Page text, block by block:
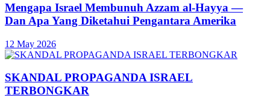
Mengapa Israel Membunuh Azzam al-Hayya —
Dan Apa Yang Diketahui Pengantara Amerika
12 May 2026
SKANDAL PROPAGANDA ISRAEL
TERBONGKAR